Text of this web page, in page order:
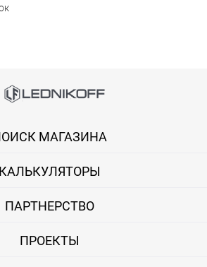
покупку на сайте банковской картой
заказ непосредственно при получении
МАГАЗИНА
КАЛЬКУЛЯТОРЫ
ПАРТНЕРСТВО
ПРОЕКТЫ